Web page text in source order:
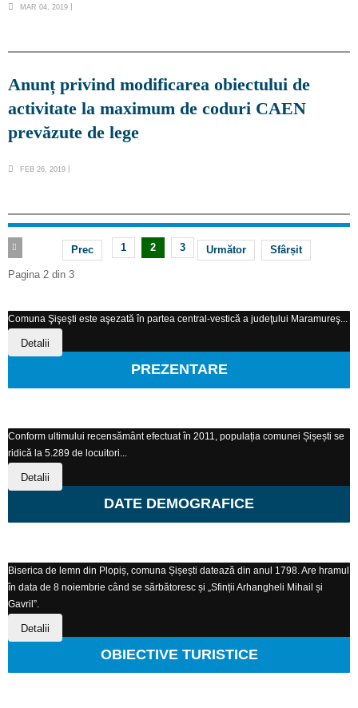
MAR 04, 2019
Anunț privind modificarea obiectului de
activitate la maximum de coduri CAEN
prevăzute de lege
FEB 26, 2019
Prec 1 2 3 Următor Sfârșit
Pagina 2 din 3
Comuna Şişeşti este aşezată în partea central-vestică a judeţului Maramureş...
Detalii
PREZENTARE
Conform ultimului recensământ efectuat în 2011, populația comunei Șișești se
ridică la 5.289 de locuitori...
Detalii
DATE DEMOGRAFICE
Biserica de lemn din Plopiș, comuna Șișești datează din anul 1798. Are hramul
în data de 8 noiembrie când se sărbătoresc și „Sfinții Arhangheli Mihail și
Gavril”.
Detalii
OBIECTIVE TURISTICE